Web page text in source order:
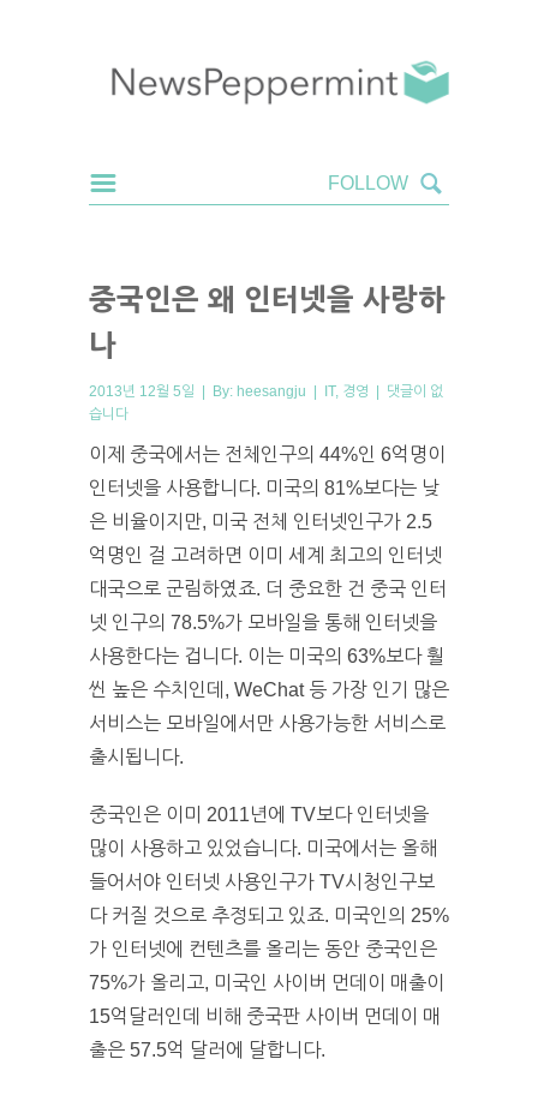
중국인은 왜 인터넷을 사랑하
나
2013년 12월 5일 | By: heesangju | IT, 경영 | 댓글이 없
습니다
이제 중국에서는 전체인구의 44%인 6억명이
인터넷을 사용합니다. 미국의 81%보다는 낮
은 비율이지만, 미국 전체 인터넷인구가 2.5
억명인 걸 고려하면 이미 세계 최고의 인터넷
대국으로 군림하였죠. 더 중요한 건 중국 인터
넷 인구의 78.5%가 모바일을 통해 인터넷을
사용한다는 겁니다. 이는 미국의 63%보다 훨
씬 높은 수치인데, WeChat 등 가장 인기 많은
서비스는 모바일에서만 사용가능한 서비스로
출시됩니다.
중국인은 이미 2011년에 TV보다 인터넷을
많이 사용하고 있었습니다. 미국에서는 올해
들어서야 인터넷 사용인구가 TV시청인구보
다 커질 것으로 추정되고 있죠. 미국인의 25%
가 인터넷에 컨텐츠를 올리는 동안 중국인은
75%가 올리고, 미국인 사이버 먼데이 매출이
15억달러인데 비해 중국판 사이버 먼데이 매
출은 57.5억 달러에 달합니다.